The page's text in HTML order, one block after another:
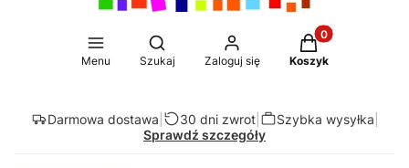
Menu
Otwórz wyszukiwarkę
Szukaj Zaloguj się
Produkty w
Koszyk
Darmowa dostawa 30 dni zwrot| Szybka wysyłka
Sprawdź szczegóły